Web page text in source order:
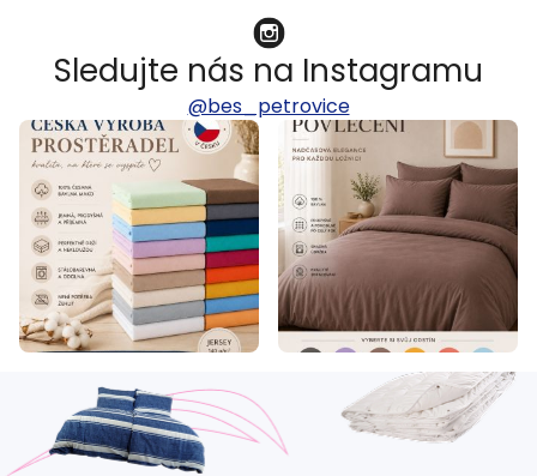
Sledujte nás na Instagramu
@bes_petrovice